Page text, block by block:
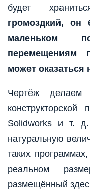
будет
громоздкий, он
маленьком
перемещениям
может
Чертёж
Solidworks и т.
натуральную
таких
реальном
размещённый